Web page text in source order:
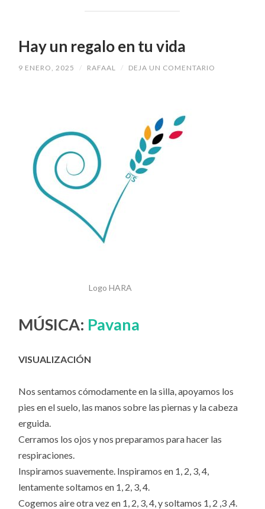
Hay un regalo en tu vida
9 ENERO, 2025 / RAFAAL / DEJA UN COMENTARIO
Logo HARA
MÚSICA: Pavana
VISUALIZACIÓN
Nos sentamos cómodamente en la silla, apoyamos los
pies en el suelo, las manos sobre las piernas y la cabeza
erguida.
Cerramos los ojos y nos preparamos para hacer las
respiraciones.
Inspiramos suavemente. Inspiramos en 1, 2, 3, 4,
lentamente soltamos en 1, 2, 3, 4.
Cogemos aire otra vez en 1, 2, 3, 4, y soltamos 1, 2 ,3 ,4.